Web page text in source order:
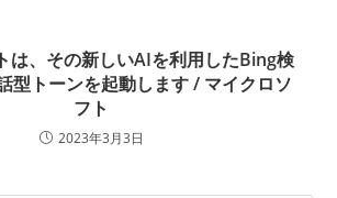
は、その新しいAIを利用したBing検
型トーンを起動します / マイクロソ
フト
2023年3月3日